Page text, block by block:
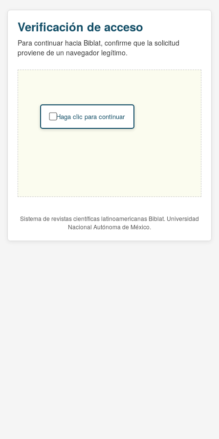
Verificación de acceso
Para continuar hacia Biblat, confirme que la solicitud
proviene de un navegador legítimo.
Haga clic para continuar
Sistema de revistas científicas latinoamericanas Biblat. Universidad
Nacional Autónoma de México.